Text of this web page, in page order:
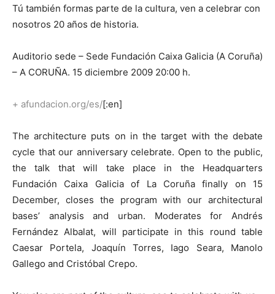
Tú también formas parte de la cultura, ven a celebrar con
nosotros 20 años de historia.
Auditorio sede – Sede Fundación Caixa Galicia (A Coruña)
– A CORUÑA. 15 diciembre 2009 20:00 h.
+ afundacion.org/es/[:en]
The architecture puts on in the target with the debate
cycle that our anniversary celebrate. Open to the public,
the talk that will take place in the Headquarters
Fundación Caixa Galicia of La Coruña finally on 15
December, closes the program with our architectural
bases’ analysis and urban. Moderates for Andrés
Fernández Albalat, will participate in this round table
Caesar Portela, Joaquín Torres, Iago Seara, Manolo
Gallego and Cristóbal Crepo.